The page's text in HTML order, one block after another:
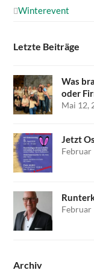
Winterevent
Letzte Beiträge
Was
oder
Mai 12,
Jetzt
Februar
Februar
Archiv